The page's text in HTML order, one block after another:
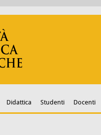
Didattica Studenti Docenti